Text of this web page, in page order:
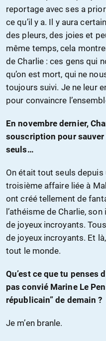
reportage avec ses a
ce qu’il y a. Il y aura
des pleurs, des joies et
même temps, cela
de Charlie : ces gens qui
qu’on est mort, qui ne
toujours suivi. Je ne leur
pour convaincre
En novembre dernier,
souscription pour
seuls…
On était tout seuls
troisième affaire liée à
ont créé tellement de
l’athéisme de Charlie,
de joyeux incroyants.
de joyeux incroyants. Et
tout le monde.
Qu’est ce que tu penses
pas convié Marine Le
républicain” de demain ?
Je m’en branle.